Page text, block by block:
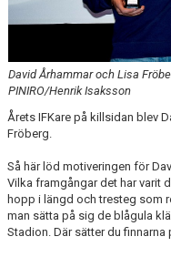
David Århammar och Lisa
PINIRO/Henrik Isaksson
Årets IFKare på killsidan blev
Fröberg.
Så här löd motiveringen för
Vilka framgångar det har varit
hopp i längd och tresteg som
man sätta på sig de blågula
Stadion. Där sätter du